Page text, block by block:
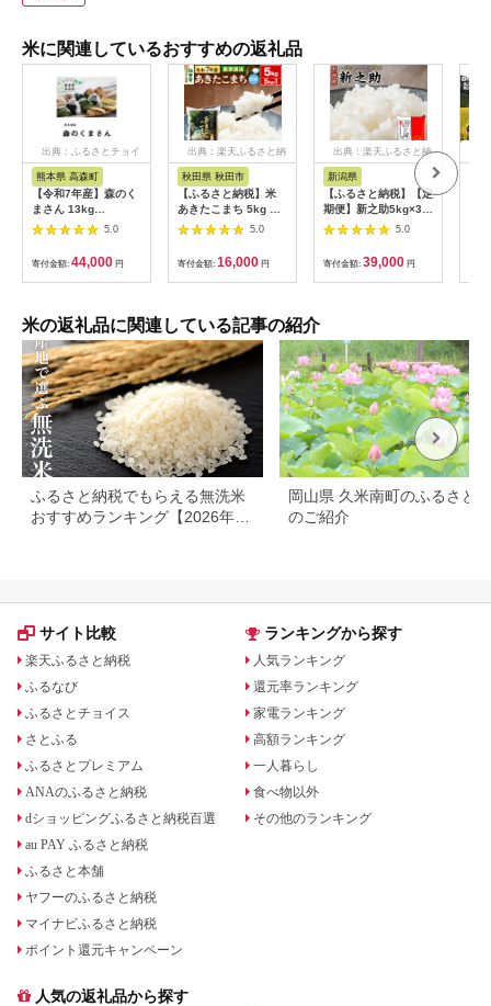
米に関連しているおすすめの返礼品
出典：ふるさとチョイ
熊本県 高森町
【令和7年産】森のく
まさん 13kg
(6.5kg×2袋) 【2025
年10月上旬より順次
発送開始】 ブレンド
米 お米 白米 米 おす
すめ 人気 ランキング
5.0
寄付金額: 44,000 円
出典：楽天ふるさと納
秋田県 秋田市
【ふるさと納税】米
あきたこまち 5kg 令
和7年産 白米 田口商
店 農家直送 秋田県産
[米 あきたこまち 白米
秋田県産]
5.0
寄付金額: 16,000 円
出典：楽天ふるさと納
新潟県
【ふるさと納税】【定
期便】新之助5kg×3ヶ
月連続お届け 米 お
米 新潟 新潟県 | お
米 こめ 白米 食品 人
気 おすすめ 送料無料
5.0
寄付金額: 39,000 円
米の返礼品に関連している記事の紹介
ふるさと納税でもらえる無洗米
おすすめランキング【2026年最
岡山県 久米南町のふるさと
のご紹介
サイト比較
楽天ふるさと納税
ふるなび
ふるさとチョイス
さとふる
ふるさとプレミアム
ANAのふるさと納税
dショッピングふるさと納税百選
au PAY ふるさと納税
ふるさと本舗
ヤフーのふるさと納税
マイナビふるさと納税
ポイント還元キャンペーン
ランキングから探す
人気ランキング
還元率ランキング
家電ランキング
高額ランキング
一人暮らし
食べ物以外
その他のランキング
人気の返礼品から探す